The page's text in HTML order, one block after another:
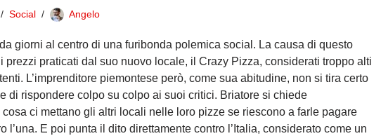
Social Angelo
giorni al centro di una furibonda polemica social. La causa di questo
prezzi praticati dal suo nuovo locale, il Crazy Pizza, considerati troppo alti
L’imprenditore piemontese però, come sua abitudine, non si tira certo
di rispondere colpo su colpo ai suoi critici. Briatore si chiede
ci mettano gli altri locali nelle loro pizze se riescono a farle pagare
l’una. E poi punta il dito direttamente contro l’Italia, considerato come un